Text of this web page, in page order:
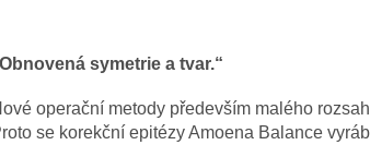
symetrie a tvar.“
operační metody především malého
se korekční epitézy Amoena Balance